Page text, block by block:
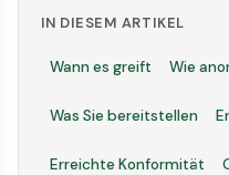
IN DIESEM ARTIKEL
Wann es greift Wie
Was Sie bereitstellen
Erreichte Konformität